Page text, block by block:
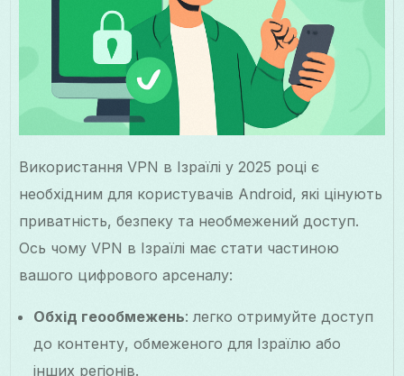
Використання VPN в Ізраїлі у 2025 році є
необхідним для користувачів Android, які цінують
приватність, безпеку та необмежений доступ.
Ось чому VPN в Ізраїлі має стати частиною
вашого цифрового арсеналу:
Обхід геообмежень: легко отримуйте доступ
до контенту, обмеженого для Ізраїлю або
інших регіонів.